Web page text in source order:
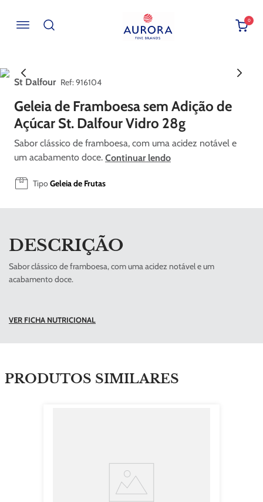
0
St Dalfour :916104
Geleia de Framboesa sem Adição de
Açúcar St. Dalfour Vidro 28g
Sabor clássico de framboesa, com uma acidez notável e
um acabamento doce. Continuar lendo
TipoGeleia de Frutas
DESCRIÇÃO
Sabor clássico de framboesa, com uma acidez notável e um
acabamento doce.
VER FICHA NUTRICIONAL